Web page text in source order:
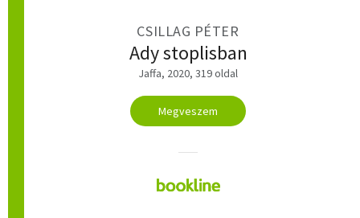
CSILLAG PÉTER
Ady stoplisban
Jaffa, 2020, 319 oldal
Megveszem